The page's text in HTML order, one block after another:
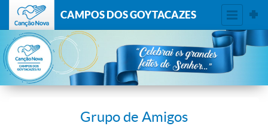
CAMPOS DOS GOYTACAZES
Grupo de Amigos